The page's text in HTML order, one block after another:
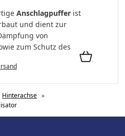
Anschlagpuffer ist
und dient zur
von
zum Schutz des
ang...
Hinterachse »